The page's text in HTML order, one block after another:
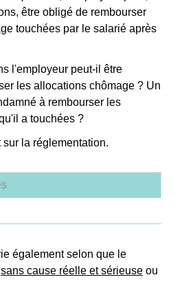
être obligé de rembourser
touchées par le salarié après
l'employeur peut-il être
les allocations chômage ? Un
à rembourser les
a touchées ?
la réglementation.
également selon que le
sans cause réelle et sérieuse ou